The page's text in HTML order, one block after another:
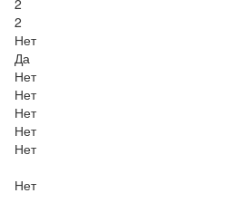
2
Нет
Да
Нет
Нет
Нет
Нет
Нет
Нет